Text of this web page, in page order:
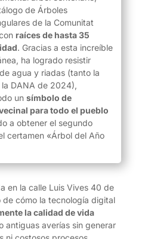
de Árboles
de la Comunitat
raíces de hasta 35
. Gracias a esta increíble
ha logrado resistir
agua y riadas (tanto la
DANA de 2024),
un símbolo de
para todo el pueblo
a obtener el segundo
certamen «Árbol del Año
en la calle Luis Vives 40 de
de cómo la tecnología digital
la calidad de vida
antiguas averías sin generar